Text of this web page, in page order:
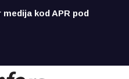
kod APR pod